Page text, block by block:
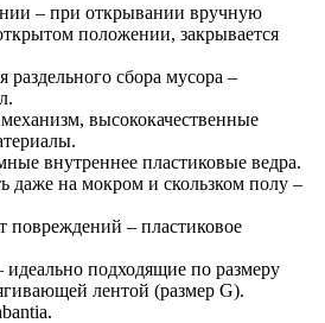
– при открывании вручную
положении, закрывается
раздельного сбора мусора –
20 л.
высококачественные
внутреннее пластиковые ведра.
даже на мокром и скользком полу –
повреждений – пластиковое
идеально подходящие по размеру
лентой (размер G).